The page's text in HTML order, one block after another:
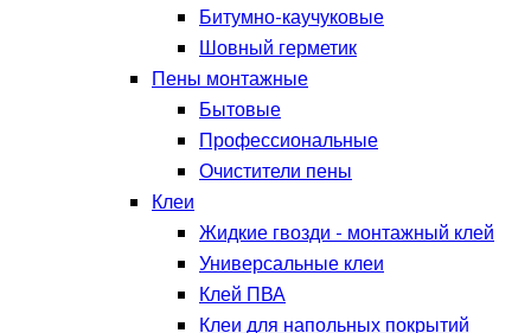
Битумно-каучуковые
Шовный герметик
Пены монтажные
Бытовые
Профессиональные
Очистители пены
Клеи
Жидкие гвозди - монтажный клей
Универсальные клеи
Клей ПВА